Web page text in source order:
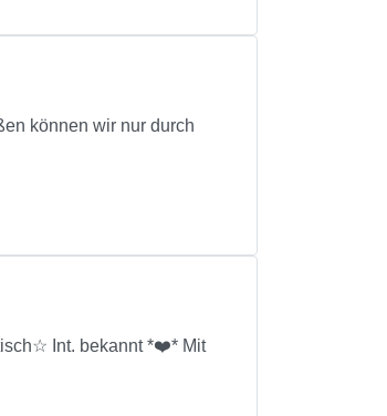
können wir nur durch
Int. bekannt *❤️* Mit